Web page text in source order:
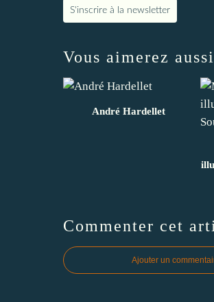
S'inscrire à la newsletter
Vous aimerez
André Hardellet
Commenter cet
Ajouter un